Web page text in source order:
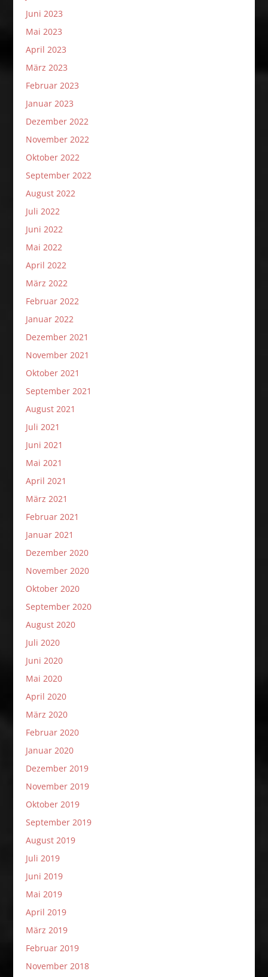
Juni 2023
Mai 2023
April 2023
März 2023
Februar 2023
Januar 2023
Dezember 2022
November 2022
Oktober 2022
September 2022
August 2022
Juli 2022
Juni 2022
Mai 2022
April 2022
März 2022
Februar 2022
Januar 2022
Dezember 2021
November 2021
Oktober 2021
September 2021
August 2021
Juli 2021
Juni 2021
Mai 2021
April 2021
März 2021
Februar 2021
Januar 2021
Dezember 2020
November 2020
Oktober 2020
September 2020
August 2020
Juli 2020
Juni 2020
Mai 2020
April 2020
März 2020
Februar 2020
Januar 2020
Dezember 2019
November 2019
Oktober 2019
September 2019
August 2019
Juli 2019
Juni 2019
Mai 2019
April 2019
März 2019
Februar 2019
November 2018